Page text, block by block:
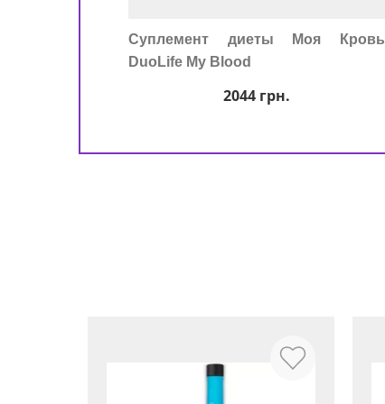
Суплемент диеты Моя Кровь
DuoLife My Blood
2044 грн.